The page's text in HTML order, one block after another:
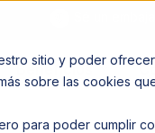
sitio y poder
sobre las cookies
para poder cumplir
Beneficios